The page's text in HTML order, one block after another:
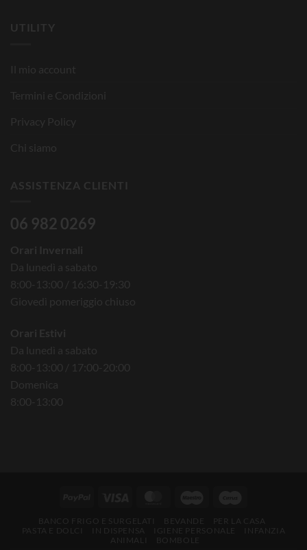
UTILITY
Il mio account
Termini e Condizioni
Privacy Policy
Chi siamo
ASSISTENZA CLIENTI
06 982 0269
Orari Invernali
Da lunedì a sabato
8:00-13:00 / 16:30-19:30
Giovedì pomeriggio chiuso
Orari Estivi
Da lunedì a sabato
8:00-13:00 / 17:00-20:00
Domenica
8:00-13:00